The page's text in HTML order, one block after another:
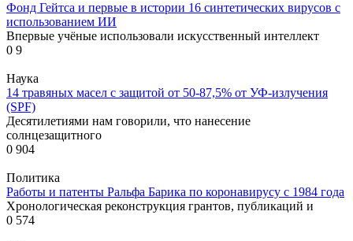
Фонд Гейтса и первые в истории 16 синтетических вирусов с
использованием ИИ
Впервые учёные использовали искусственный интеллект
0 9
Наука
14 травяных масел с защитой от 50-87,5% от УФ-излучения
(SPF)
Десятилетиями нам говорили, что нанесение
солнцезащитного
0 904
Политика
Работы и патенты Ральфа Барика по коронавирусу с 1984 года
Хронологическая реконструкция грантов, публикаций и
0 574